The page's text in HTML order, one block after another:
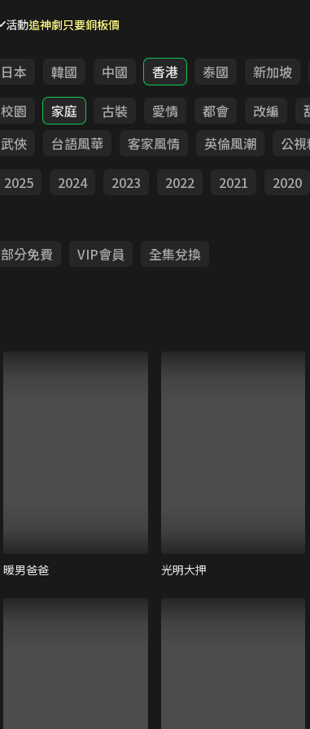
活動追神劇只要銅板價
日本 韓國 中國 香港 泰國 新加坡
校園 家庭 古裝 愛情 都會 改編
武俠 台語風華 客家風情 英倫風潮 公
2025 2024 2023 2022 2021 2020
部分免費 VIP會員 全集兌換
暖男爸爸 光明大押